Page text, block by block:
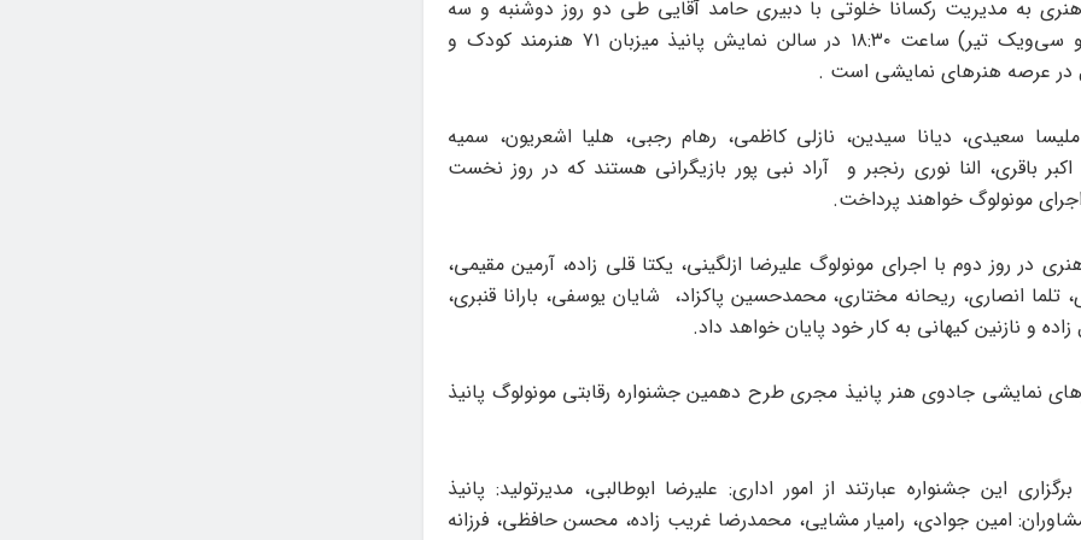
هنری به مدیریت رکسانا خلوتی با دبیری حامد آقایی طی دو روز دوشنبه و سه
شنبه (سی و سی‌ویک تیر) ساعت ۱۸:۳۰ در سالن نمایش پانیذ میزبان ۷۱ هنرمند کودک و
در عرصه هنرهای نمایشی است .
سعیدی، دیانا سیدین، نازلی ‌کاظمی، رهام رجبی، هلیا اشعریون، سمیه
‌باقری، النا ‌نوری ‌رنجبر و آراد نبی پور بازیگرانی هستند که در روز نخست
مونولوگ خواهند پرداخت.
در روز دوم با اجرای مونولوگ علیرضا ازلگینی، یکتا ‌قلی ‌زاده، آرمین مقیمی،
تلما انصاری، ریحانه مختاری، محمدحسین پاکزاد، شایان ‌یوسفی، بارانا ‌قنبری،
زاده و نازنین کیهانی به کار خود پایان خواهد داد.
‌نمایشی ‌جادوی ‌هنر ‌پانیذ مجری طرح دهمین جشنواره رقابتی مونولوگ پانیذ
این جشنواره عبارتند از امور اداری: علیرضا ابوطالبی، مدیرتولید: پانیذ
امین جوادی، رامیار مشایی، محمدرضا ‌غریب ‌زاده، محسن ‌حافظی، فرزانه